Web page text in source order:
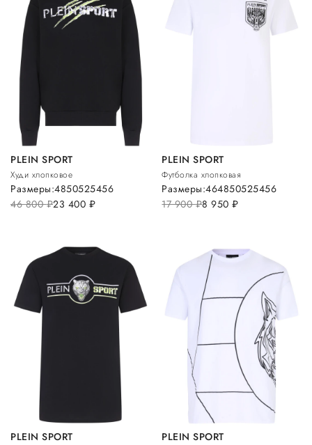
PLEIN SPORT
Худи хлопковое
46 800руб.23 400 руб.
Размеры:4850525456
PLEIN SPORT
Футболка хлопковая
17 900руб.8 950руб.
Размеры:464850525456
PLEIN SPORT PLEIN SPORT